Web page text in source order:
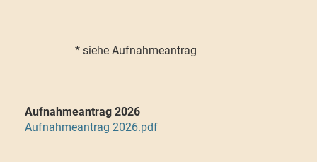
* siehe Aufnahmeantrag
Aufnahmeantrag 2026
Aufnahmeantrag 2026.pdf